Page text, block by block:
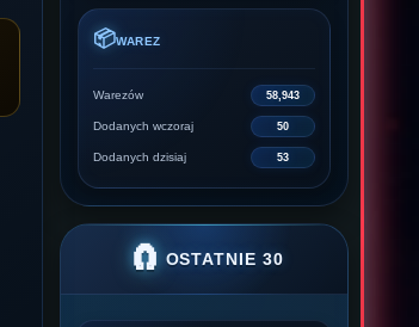
📦WAREZ
Warezów 58,943
Dodanych wczoraj 50
Dodanych dzisiaj 53
🧲 OSTATNIE 30